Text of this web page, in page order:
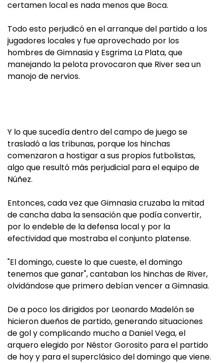
certamen local es nada menos que Boca.
Todo esto perjudicó en el arranque del partido a los
jugadores locales y fue aprovechado por los
hombres de Gimnasia y Esgrima La Plata, que
manejando la pelota provocaron que River sea un
manojo de nervios.
Y lo que sucedía dentro del campo de juego se
trasladó a las tribunas, porque los hinchas
comenzaron a hostigar a sus propios futbolistas,
algo que resultó más perjudicial para el equipo de
Núñez.
Entonces, cada vez que Gimnasia cruzaba la mitad
de cancha daba la sensación que podía convertir,
por lo endeble de la defensa local y por la
efectividad que mostraba el conjunto platense.
"El domingo, cueste lo que cueste, el domingo
tenemos que ganar", cantaban los hinchas de River,
olvidándose que primero debían vencer a Gimnasia.
De a poco los dirigidos por Leonardo Madelón se
hicieron dueños de partido, generando situaciones
de gol y complicando mucho a Daniel Vega, el
arquero elegido por Néstor Gorosito para el partido
de hoy y para el superclásico del domingo que viene.